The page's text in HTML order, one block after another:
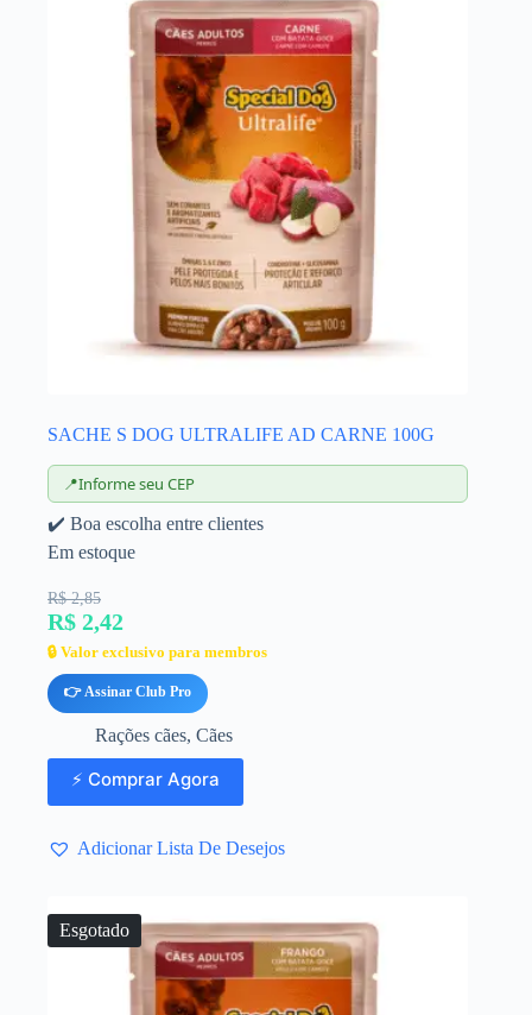
SACHE S DOG ULTRALIFE AD CARNE 100G
📍Informe seu CEP
✔️ Boa escolha entre clientes
Em estoque
R$ 2,85
R$ 2,42
🔒 Valor exclusivo para membros
👉 Assinar Club Pro
Rações cães, Cães
⚡ Comprar Agora
Adicionar Lista De Desejos
Esgotado